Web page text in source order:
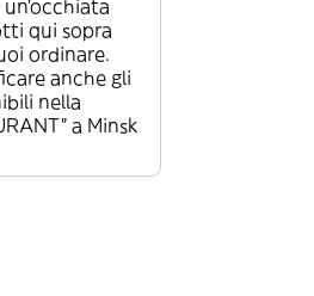
un’occhiata
qui sopra
ordinare.
anche gli
nella
a Minsk